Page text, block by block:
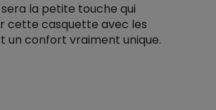
la petite touche qui
cette casquette avec les
un confort vraiment unique.